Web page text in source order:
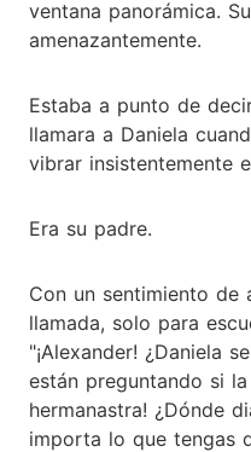
ventana panorámica.
amenazantemente.
Estaba a punto de
llamara a Daniela
vibrar insistentemente
Era su padre.
Con un sentimiento de
llamada, solo para
"¡Alexander! ¿Daniela
están preguntando si
hermanastra! ¿Dónde
importa lo que tengas